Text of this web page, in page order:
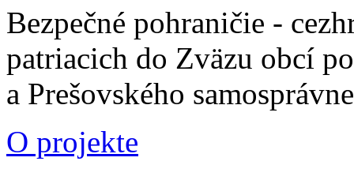
Bezpečné pohraničie -
patriacich do Zväzu obcí
a Prešovského
O projekte